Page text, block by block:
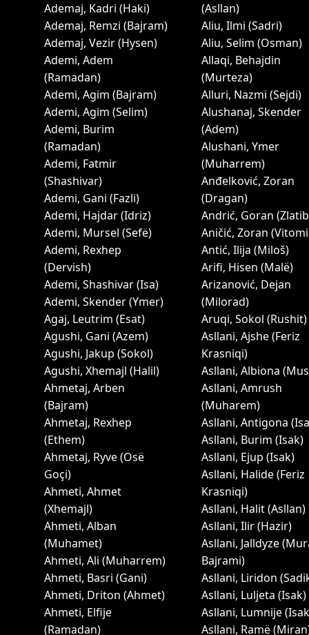
Ademaj, Kadri (Haki)
Ademaj, Remzi (Bajram)
Ademaj, Vezir (Hysen)
Ademi, Adem
(Ramadan)
Ademi, Agim (Bajram)
Ademi, Agim (Selim)
Ademi, Burim
(Ramadan)
Ademi, Fatmir
(Shashivar)
Ademi, Gani (Fazli)
Ademi, Hajdar (Idriz)
Ademi, Mursel (Sefë)
Ademi, Rexhep
(Dervish)
Ademi, Shashivar (Isa)
Ademi, Skender (Ymer)
Agaj, Leutrim (Esat)
Agushi, Gani (Azem)
Agushi, Jakup (Sokol)
Agushi, Xhemajl (Halil)
Ahmetaj, Arben
(Bajram)
Ahmetaj, Rexhep
(Ethem)
Ahmetaj, Ryve (Osë
Goçi)
Ahmeti, Ahmet
(Xhemajl)
Ahmeti, Alban
(Muhamet)
Ahmeti, Ali (Muharrem)
Ahmeti, Basri (Gani)
Ahmeti, Driton (Ahmet)
Ahmeti, Elfije
(Ramadan)
(Asllan)
Aliu, Ilmi (Sadri)
Aliu, Selim (Osman)
Allaqi, Behajdin
(Murteza)
Alluri, Nazmi (Sejdi)
Alushanaj, Skender
(Adem)
Alushani, Ymer
(Muharrem)
Anđelković, Zoran
(Dragan)
Andrić, Goran
Aničić, Zoran
Antić, Ilija (Miloš)
Arifi, Hisen (Malë)
Arizanović, Dejan
(Milorad)
Aruqi, Sokol (Rushit)
Asllani, Ajshe (Feriz
Krasniqi)
Asllani, Albiona
Asllani, Amrush
(Muharem)
Asllani, Antigona
Asllani, Burim (Isak)
Asllani, Ejup (Isak)
Asllani, Halide (Feriz
Krasniqi)
Asllani, Halit (Asllan)
Asllani, Ilir (Hazir)
Asllani, Jalldyze
Bajrami)
Asllani, Liridon
Asllani, Luljeta (Isak)
Asllani, Lumnije
Asllani, Ramë